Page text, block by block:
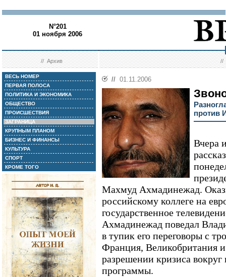
N°201
01 ноября 2006
//Архив //
ВЕСЬ НОМЕР
ПЕРВАЯ ПОЛОСА
ПОЛИТИКА И ЭКОНОМИКА
ОБЩЕСТВО
ПРОИСШЕСТВИЯ
ЗАГРАНИЦА
КРУПНЫМ ПЛАНОМ
БИЗНЕС И ФИНАНСЫ
КУЛЬТУРА
СПОРТ
КРОМЕ ТОГО
// 01.11.2006
против
Вчера
Махмуд Ахмадинежад.
российскому коллеге на
государственное
Ахмадинежад поведал
в тупик его переговоры с
Франция, Великобритания
разрешении кризиса
программы.